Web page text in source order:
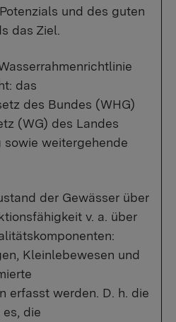
und des guten
das Ziel.
das
des Bundes (WHG)
(WG) des Landes
weitergehende
der Gewässer über
v. a. über
Kleinlebewesen und
erfasst werden. D. h. die
die